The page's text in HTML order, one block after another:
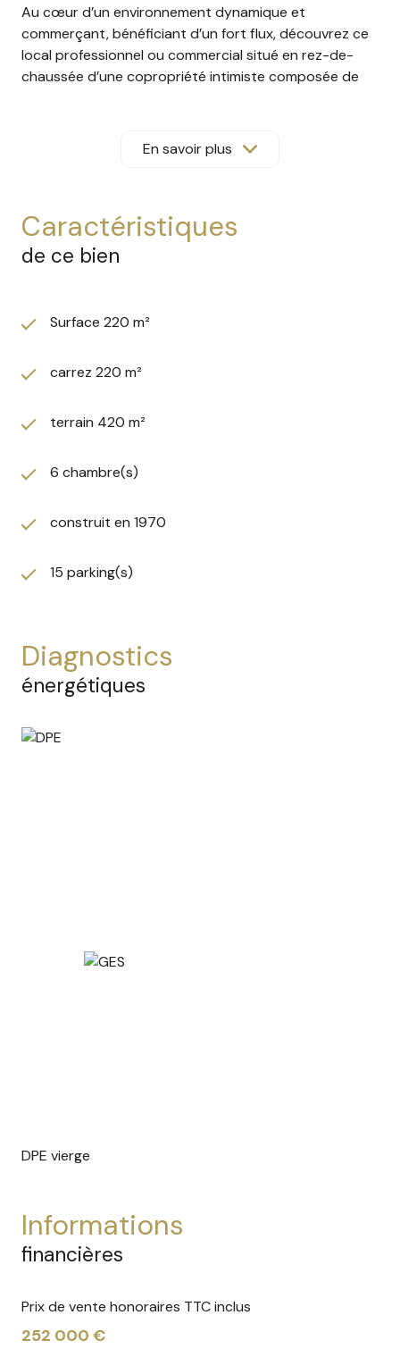
Au cœur d’un environnement dynamique et
commerçant, bénéficiant d’un fort flux, découvrez ce
local professionnel ou commercial situé en rez-de-
chaussée d’une copropriété intimiste composée de
configuration particulièrement fonctionnelle et
modulable, parfaitement adaptée à l’exercice
Développé sur un plateau optimisé, il se compose de
plusieurs espaces distincts tels que présentés sur
différents espaces d’accueil, de consultation ou de
plusieurs sanitaires,
activités ou une division.
rattaché au lot, offrant un confort rare en centre
d’activité.
et commerçant, garantit une visibilité optimale et un
Copropriété à taille humaine – Charges maîtrisées :
une installation ou un investissement immédiat.
Honoraires à la charge du vendeur.
Dossier complet, plans et renseignements
IMMOBILIER REVEL
En savoir plus
caractéristiques
de ce bien
Surface 220 m²
carrez 220 m²
terrain 420 m²
6 chambre(s)
construit en 1970
15 parking(s)
diagnostics
énergétiques
DPE vierge
informations
financières
Prix de vente honoraires TTC inclus
252 000 €